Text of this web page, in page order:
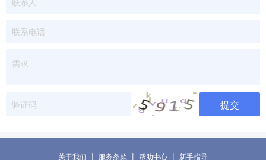
提交
关于我们 | 服务条款 | 帮助中心 | 新手指导